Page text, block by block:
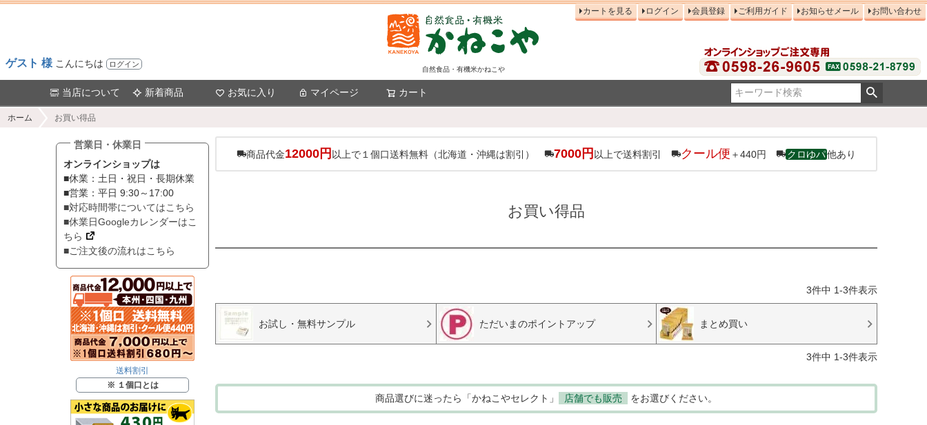
ゲスト 様 こんにちは ログイン
自然食品・有機米かねこや
カートを見る ログイン 会員登録 ご利用ガイド お知らせメール お問い合わせ
当店について 新着商品 お気に入り マイページ カート
ホーム お買い得品
営業日・休業日
オンラインショップは
■休業：土日・祝日・長期休業
■営業：平日 9:30～17:00
■対応時間帯についてはこちら
■休業日Googleカレンダーはこ
ちら
■ご注文後の流れはこちら
送料割引
※ １個口とは
商品代金12000円 以上で１個口送料無料（北海道・沖縄は割引） 7000円 以上で送料割引 クール便 ＋440円 クロゆパ他あり
お買い得品
3件中 1-3件表示
お試し・無料サンプル ただいまのポイントアップ まとめ買い
3件中 1-3件表示
商品選びに迷ったら「かねこやセレクト」 店舗でも販売 をお選びください。